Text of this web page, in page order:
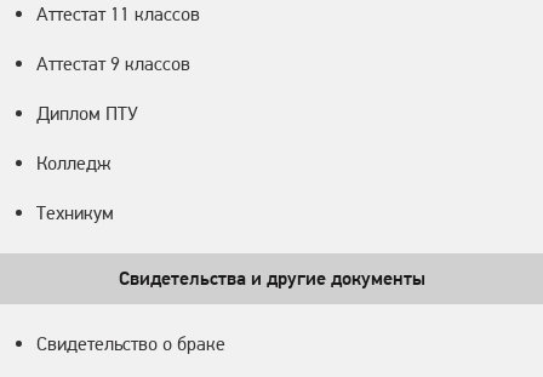
Аттестат 11 классов
Аттестат 9 классов
Диплом ПТУ
Колледж
Техникум
Свидетельства и другие документы
Свидетельство о браке